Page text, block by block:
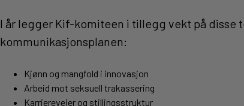
I år legger Kif-komiteen i tillegg vekt på disse
kommunikasjonsplanen:
Kjønn og mangfold i innovasjon
Arbeid mot seksuell trakassering
Karriereveier og stillingsstruktur